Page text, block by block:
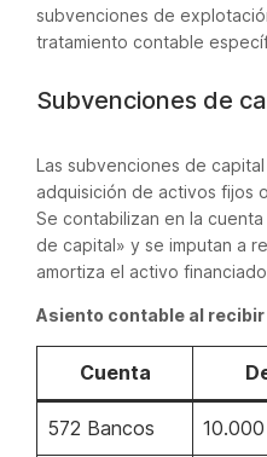
subvenciones de
tratamiento contable
Subvenciones de
Las subvenciones de
adquisición de activos fijos
Se contabilizan en la
de capital» y se imputan a
amortiza el activo
Asiento contable al
Cuenta
572 Bancos 10.000